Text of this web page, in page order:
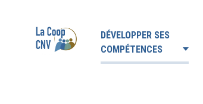
DÉVELOPPER SES
COMPÉTENCES